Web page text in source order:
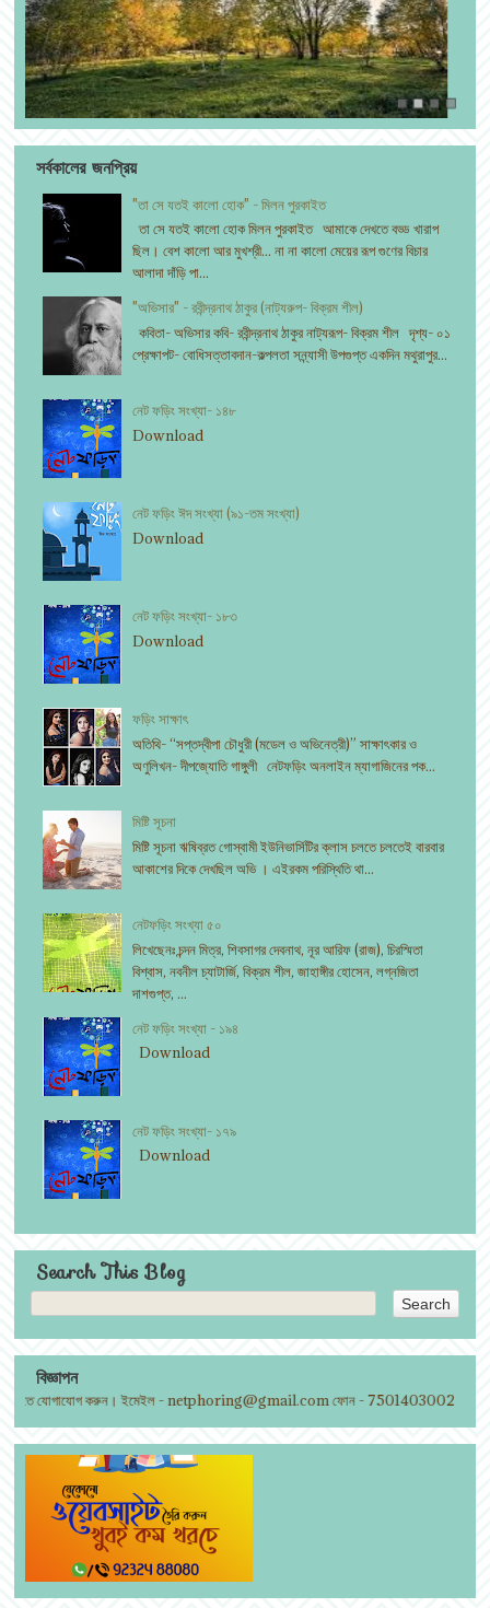
সর্বকালের জনপ্রিয়
"তা সে যতই কালো হোক" - মিলন পুরকাইত
তা সে যতই কালো হোক মিলন পুরকাইত আমাকে দেখতে বড্ড খারাপ
ছিল। বেশ কালো আর মুখশ্রী... না না কালো মেয়ের রূপ গুণের বিচার
আলাদা দাঁড়ি পা...
"অভিসার" - রবীন্দ্রনাথ ঠাকুর (নাট্যরুপ- বিক্রম শীল)
কবিতা- অভিসার কবি- রবীন্দ্রনাথ ঠাকুর নাট্যরূপ- বিক্রম শীল দৃশ্য- ০১
প্রেক্ষাপট- বোধিসত্তাবদান-কল্পলতা সন্ন্যাসী উপগুপ্ত একদিন মথুরাপুর...
নেট ফড়িং সংখ্যা- ১৪৮
Download
নেট ফড়িং ঈদ সংখ্যা (৯১-তম সংখ্যা)
Download
নেট ফড়িং সংখ্যা- ১৮৩
Download
ফড়িং সাক্ষাৎ
অতিথি- “সপ্তদ্বীপা চৌধুরী (মডেল ও অভিনেত্রী)” সাক্ষাৎকার ও
অণুলিখন- দীপজ্যোতি গাঙ্গুলী নেটফড়িং অনলাইন ম্যাগাজিনের পক...
মিষ্টি সূচনা
মিষ্টি সূচনা ঋষিব্রত গোস্বামী ইউনিভার্সিটির ক্লাস চলতে চলতেই বারবার
আকাশের দিকে দেখছিল অভি । এইরকম পরিস্থিতি থা...
নেটফড়িং সংখ্যা ৫০
লিখেছেনঃ চন্দন মিত্র, শিবসাগর দেবনাথ, নূর আরিফ (রাজ), চিরস্মিতা
বিশ্বাস, নবনীল চ্যাটার্জি, বিক্রম শীল, জাহাঙ্গীর হোসেন, লগ্নজিতা
দাশগুপ্ত, ...
নেট ফড়িং সংখ্যা - ১৯৪
Download
নেট ফড়িং সংখ্যা- ১৭৯
Download
Search This Blog
বিজ্ঞাপন
যোগাযোগ করুন। ইমেইল - netphoring@gmail.com ফোন - 7501403002